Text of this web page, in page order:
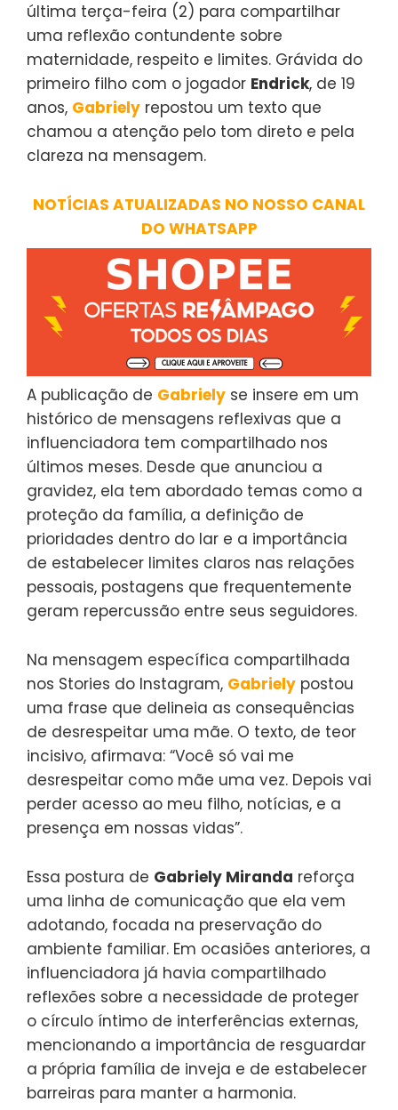
última terça-feira (2) para compartilhar
uma reflexão contundente sobre
maternidade, respeito e limites. Grávida do
primeiro filho com o jogador Endrick, de 19
anos, Gabriely repostou um texto que
chamou a atenção pelo tom direto e pela
clareza na mensagem.
NOTÍCIAS ATUALIZADAS NO NOSSO CANAL
DO WHATSAPP
A publicação de Gabriely se insere em um
histórico de mensagens reflexivas que a
influenciadora tem compartilhado nos
últimos meses. Desde que anunciou a
gravidez, ela tem abordado temas como a
proteção da família, a definição de
prioridades dentro do lar e a importância
de estabelecer limites claros nas relações
pessoais, postagens que frequentemente
geram repercussão entre seus seguidores.
Na mensagem específica compartilhada
nos Stories do Instagram, Gabriely postou
uma frase que delineia as consequências
de desrespeitar uma mãe. O texto, de teor
incisivo, afirmava: “Você só vai me
desrespeitar como mãe uma vez. Depois vai
perder acesso ao meu filho, notícias, e a
presença em nossas vidas”.
Essa postura de Gabriely Miranda reforça
uma linha de comunicação que ela vem
adotando, focada na preservação do
ambiente familiar. Em ocasiões anteriores, a
influenciadora já havia compartilhado
reflexões sobre a necessidade de proteger
o círculo íntimo de interferências externas,
mencionando a importância de resguardar
a própria família de inveja e de estabelecer
barreiras para manter a harmonia.